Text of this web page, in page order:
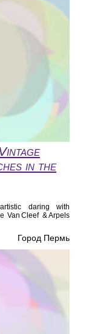
in the
daring with
Van Cleef & Arpels
Город Пермь